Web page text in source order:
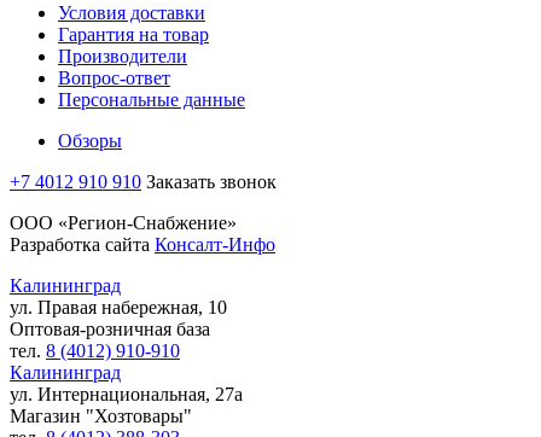
Условия доставки
Гарантия на товар
Производители
Вопрос-ответ
Персональные данные
Обзоры
+7 4012 910 910 Заказать звонок
ООО «Регион-Снабжение»
Разработка сайта Консалт-Инфо
Калининград
ул. Правая набережная, 10
Оптовая-розничная база
тел. 8 (4012) 910-910
Калининград
ул. Интернациональная, 27а
Магазин "Хозтовары"